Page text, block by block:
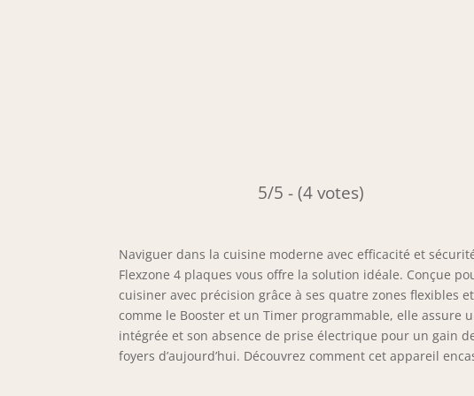
5/5 - (4 votes)
Naviguer dans la cuisine moderne avec efficacité et
Flexzone 4 plaques vous offre la solution idéale. Conçue
cuisiner avec précision grâce à ses quatre zones flexibles
comme le Booster et un Timer programmable, elle assure
intégrée et son absence de prise électrique pour un gain
foyers d’aujourd’hui. Découvrez comment cet appareil